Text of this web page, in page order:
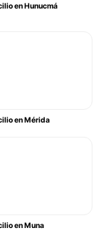
en Hunucmá
en Mérida
en Muna